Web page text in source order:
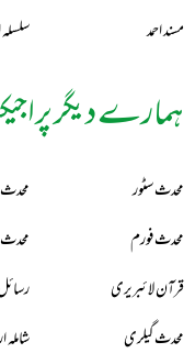
مسند احمد
ہمارے دیگر
محدث سٹور
محدث فورم
قرآن لائبریری
محدث گیلری
شاملہ